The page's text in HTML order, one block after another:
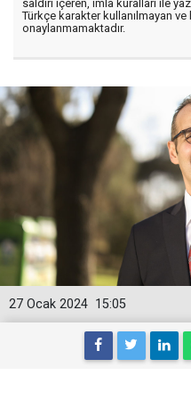
saldırı içeren, imla kuralları ile
Türkçe karakter kullanılmayan
onaylanmamaktadır.
15:05
27 Ocak 2024